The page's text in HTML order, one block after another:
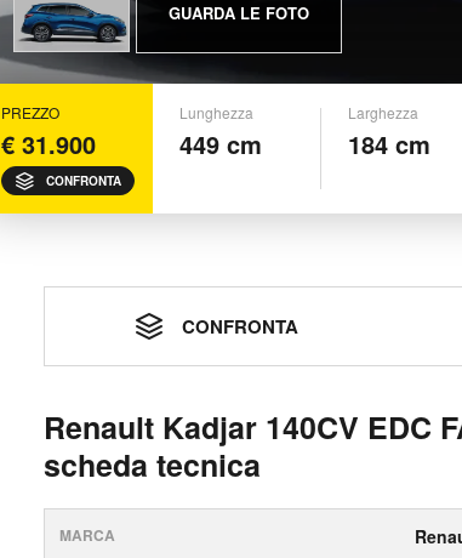
GUARDA LE FOTO
PREZZO
€ 31.900
CONFRONTA
Lunghezza
449 cm
Larghezza
184 cm
CONFRONTA
Renault Kadjar 140CV EDC
scheda tecnica
MARCA